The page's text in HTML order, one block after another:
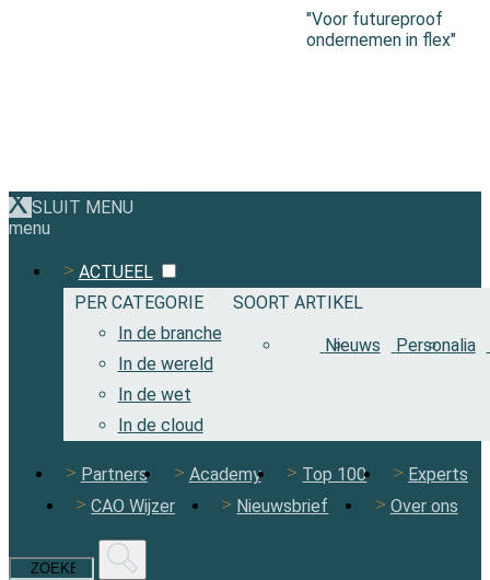
"Voor futureproof
ondernemen in flex"
SLUIT MENU
menu
ACTUEEL
PER CATEGORIE
In de branche
In de wereld
In de wet
In de cloud
SOORT ARTIKEL
Nieuws Personalia
Partners Academy Top 100
Experts
CAO Wijzer
Nieuwsbrief Over ons